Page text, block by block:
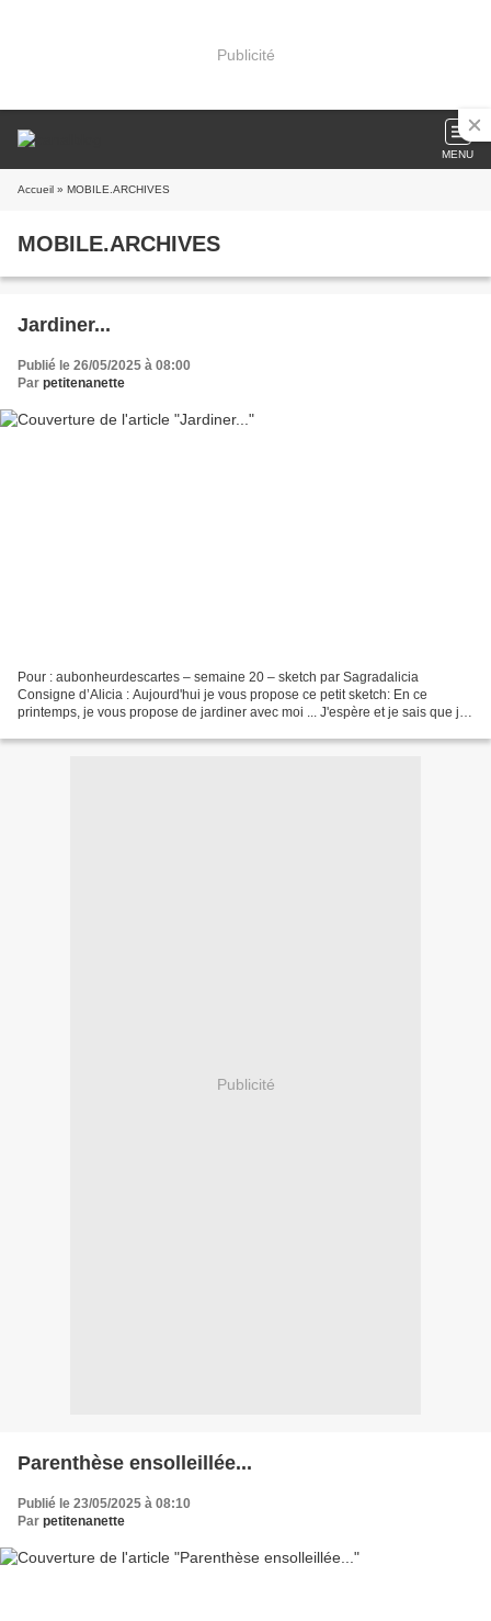
Publicité
MENU
Accueil » MOBILE.ARCHIVES
MOBILE.ARCHIVES
Jardiner...
Publié le 26/05/2025 à 08:00
Par petitenanette
Pour : aubonheurdescartes – semaine 20 – sketch par Sagradalicia
Consigne d’Alicia : Aujourd'hui je vous propose ce petit sketch: En ce
printemps, je vous propose de jardiner avec moi ... J'espère et je sais que je
Publicité
Parenthèse ensolleillée...
Publié le 23/05/2025 à 08:10
Par petitenanette